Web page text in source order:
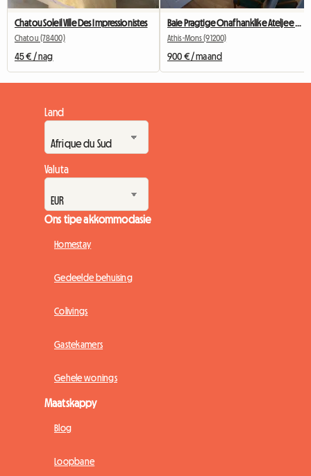
Chatou Soleil Ville Des Impressionistes
Chatou (78400)
45 € / nag
Athis-Mons (91200)
900 € / maand
Land
Valuta
Ons tipe akkommodasie
Homestay
Gedeelde behuising
Colivings
Gastekamers
Gehele wonings
Maatskappy
Blog
Loopbane